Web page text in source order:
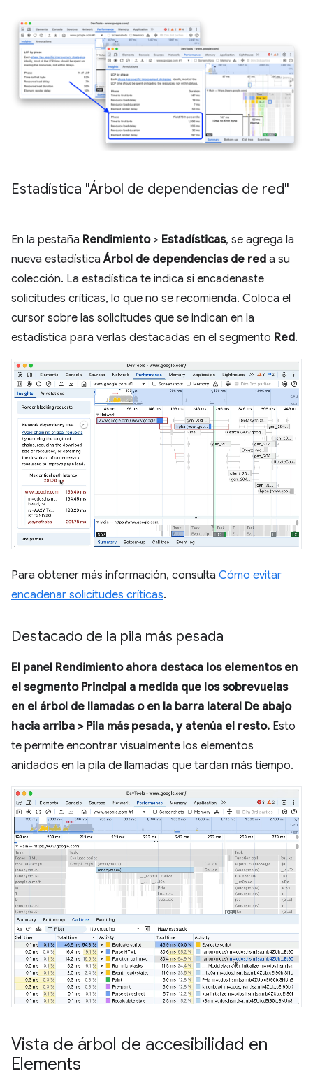
Estadística "Árbol de dependencias de red"
En la pestaña Rendimiento> Estadísticas, se agrega la
nueva estadísticaÁrbol de dependencias de red a su
colección. La estadística te indica si encadenaste
solicitudes críticas, lo que no se recomienda. Coloca el
cursor sobre las solicitudes que se indican en la
estadística para verlas destacadas en el segmento Red.
Para obtener más información, consulta Cómo evitar
encadenar solicitudes críticas.
Destacado de la pila más pesada
El panel Rendimientoahora destaca los elementos en
el segmento Principal a medida que los sobrevuelas
en el árbol de llamadas o en la barra lateral De abajo
hacia arriba > Pila más pesada, y atenúa el resto. Esto
te permite encontrar visualmente los elementos
anidados en la pila de llamadas que tardan más tiempo.
Vista de árbol de accesibilidad en
Elements